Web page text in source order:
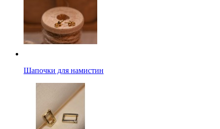
Шапочки для намистин